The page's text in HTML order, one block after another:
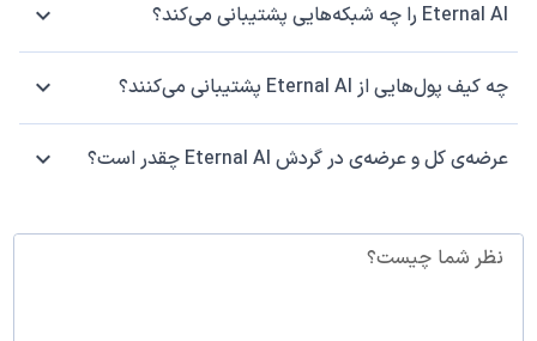
Eternal AI را چه شبکه‌هایی پشتیبانی می‌کند؟
چه کیف پول‌هایی از Eternal AI پشتیبانی می‌کنند؟
عرضه‌ی کل و عرضه‌ی در گردش Eternal AI چقدر است؟
نظر شما چیست؟